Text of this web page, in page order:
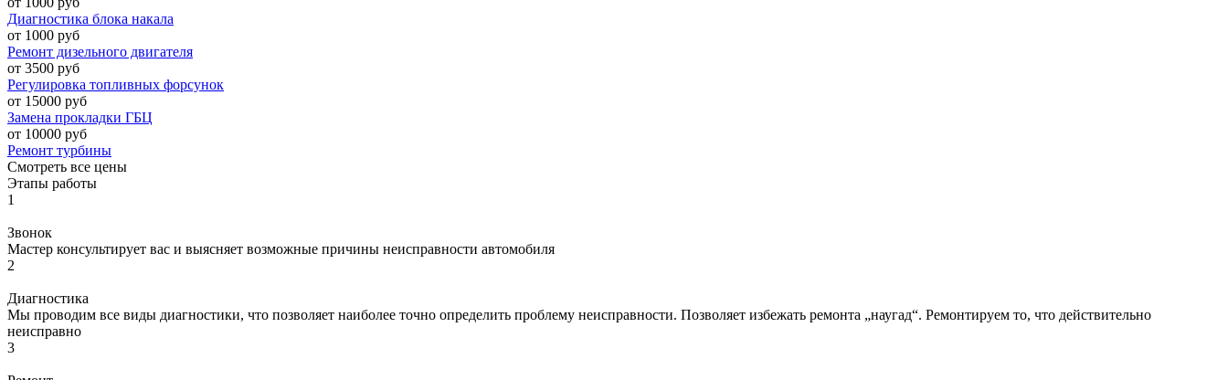
Диагностика блока накала
от 1000 руб
Ремонт дизельного двигателя
от 3500 руб
Регулировка топливных форсунок
от 15000 руб
Замена прокладки ГБЦ
от 10000 руб
Ремонт турбины
Смотреть все цены
Этапы работы
1
Звонок
Мастер консультирует вас и выясняет возможные причины неисправности автомобиля
2
Диагностика
Мы проводим все виды диагностики, что позволяет наиболее точно определить проблему неисправности. Позволяет избежать ремонта „наугад“. Ремонтируем то, что действительно
неисправно
3